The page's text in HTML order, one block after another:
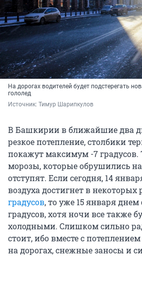
На дорогах водителей будет подстерегать
гололед
Источник: Тимур Шарипкулов
В Башкирии в ближайшие два
резкое потепление, столбики
покажут максимум -7 градусов.
морозы, которые обрушились
отступят. Если сегодня, 14
воздуха достигнет в некоторых
градусов, то уже 15 января днем
градусов, хотя ночи все также
холодными. Слишком сильно
стоит, ибо вместе с
на дорогах, снежные заносы и